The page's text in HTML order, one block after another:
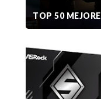
TOP 50